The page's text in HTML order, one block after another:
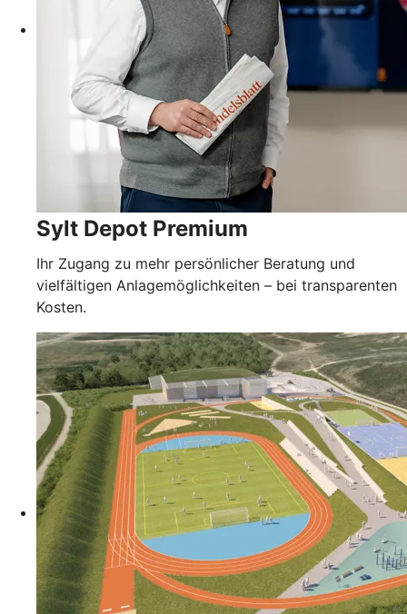
Sylt Depot Premium
Ihr Zugang zu mehr persönlicher Beratung und
vielfältigen Anlagemöglichkeiten – bei transparenten
Kosten.